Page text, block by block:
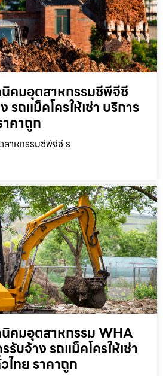
นิคมอุตสาหกรรมซีพีจีซี
รถแม็คโครให้เช่า บริการ
คาถูก
สาหกรรมซีพีจีซี ร
นิคมอุตสาหกรรม WHA
รับจ้าง รถแม็คโครให้เช่า
ทย ราคาถูก